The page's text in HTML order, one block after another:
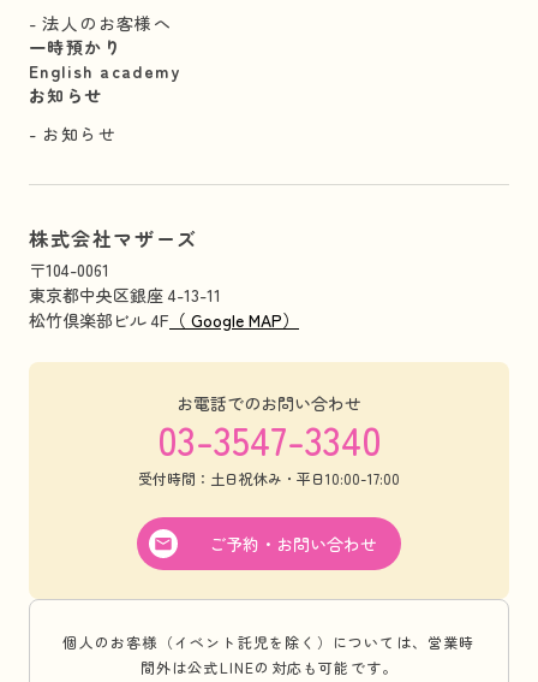
法人のお客様へ
一時預かり
English academy
お知らせ
お知らせ
株式会社マザーズ
〒104-0061
東京都中央区銀座 4-13-11
松竹倶楽部ビル 4F （ Google MAP）
お電話でのお問い合わせ
03-3547-3340
受付時間：土日祝休み・平日10:00-17:00
ご予約・お問い合わせ
個人のお客様（イベント託児を除く）については、営業時
間外は公式LINEの対応も可能です。